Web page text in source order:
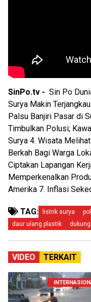
SinPo.tv - Sin Po
Surya Makin
Palsu Banjiri Pasar di
Timbulkan Polusi;
Surya 4. Wisata
Berkah Bagi Warga
Ciptakan Lapangan
Memperkenalkan
Amerika 7. Inflasi
TAG: listrik surya
daur ulang plastik
VIDEO TERKAIT